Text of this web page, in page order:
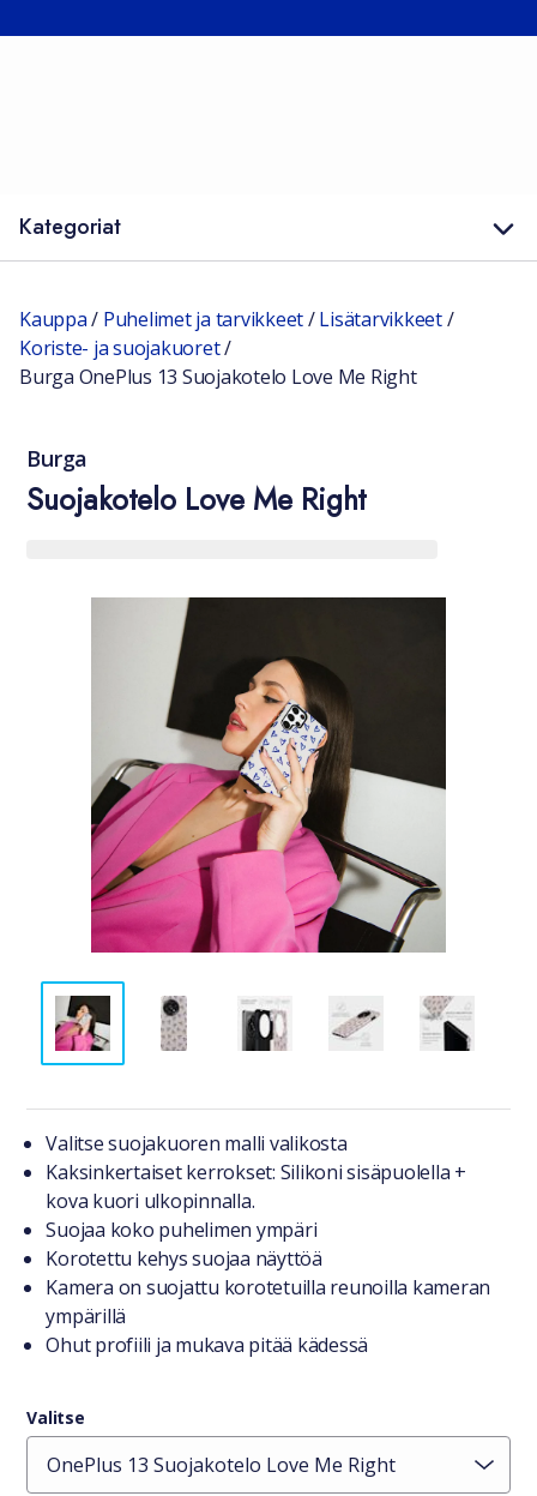
Kategoriat
Kauppa/ Puhelimet ja tarvikkeet/Lisätarvikkeet/
Koriste- ja suojakuoret/
Burga OnePlus 13 Suojakotelo Love Me Right
Burga
Suojakotelo Love Me Right
Tuotteesta lyhyesti
Valitse suojakuoren malli valikosta
Kaksinkertaiset kerrokset: Silikoni sisäpuolella +
kova kuori ulkopinnalla.
Suojaa koko puhelimen ympäri
Korotettu kehys suojaa näyttöä
Kamera on suojattu korotetuilla reunoilla kameran
ympärillä
Ohut profiili ja mukava pitää kädessä
Valitse